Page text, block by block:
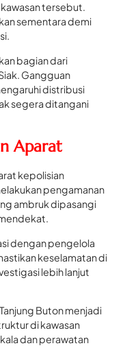
tersebut.
sementara demi
bagian dari
Gangguan
distribusi
segera ditangani
Aparat
kepolisian
pengamanan
ambruk dipasangi
dengan pengelola
keselamatan di
lebih lanjut
Buton menjadi
di kawasan
dan perawatan